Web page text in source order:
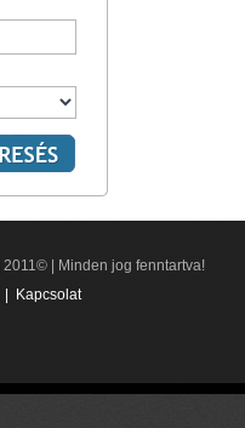
| 2011© | Minden jog fenntartva!
Kapcsolat